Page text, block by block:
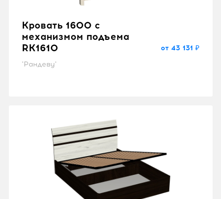
Кровать 1600 с
механизмом подъема
RK1610
"Рандеву"
от 43 131 ₽